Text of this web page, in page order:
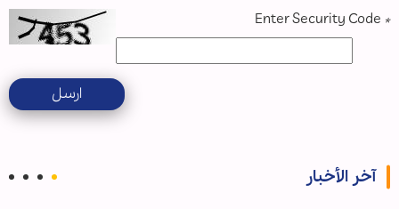
*
ارسل
آخر الأخبار